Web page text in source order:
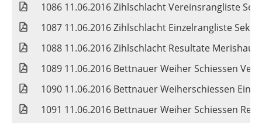
1086 11.06.2016 Zihlschlacht Vereinsrangliste
1087 11.06.2016 Zihlschlacht Einzelrangliste
1088 11.06.2016 Zihlschlacht Resultate
1089 11.06.2016 Bettnauer Weiher Schiessen
1090 11.06.2016 Bettnauer Weiherschiessen
1091 11.06.2016 Bettnauer Weiher Schiessen